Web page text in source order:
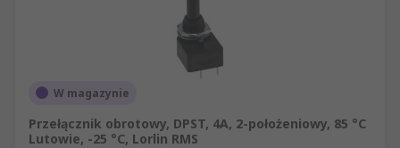
W magazynie
Przełącznik obrotowy, DPST, 4A, 2-położeniowy, 85 °C
Lutowie, -25 °C, Lorlin RMS